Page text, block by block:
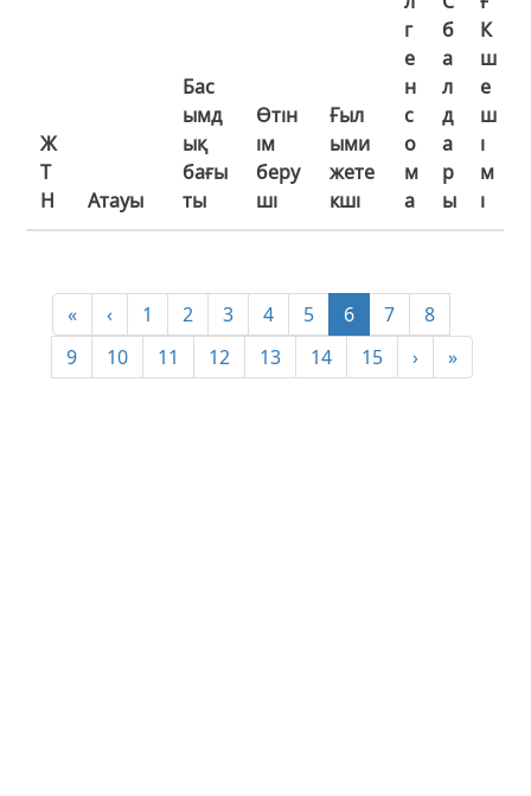
Ж
Т
Н
Атауы
Бас
ымд
ық
бағы
ты
Өтін
ім
беру
ші
Ғыл
ыми
жете
кші
г
е
н
с
о
м
а
б
а
л
д
а
р
ы
К
ш
е
ш
і
м
і
« ‹ 1 2 3 4 5 6 7
8
9
10 11 12 13 14 15 › »